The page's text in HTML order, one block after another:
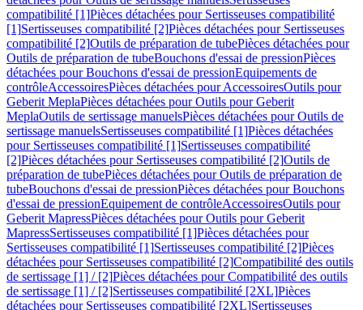
compatibilité [1]Pièces détachées pour Sertisseuses compatibilité
[1]Sertisseuses compatibilité [2]Pièces détachées pour Sertisseuses
compatibilité [2]Outils de préparation de tubePièces détachées pour
Outils de préparation de tubeBouchons d'essai de pressionPièces
détachées pour Bouchons d'essai de pressionEquipements de
contrôleAccessoiresPièces détachées pour AccessoiresOutils pour
Geberit MeplaPièces détachées pour Outils pour Geberit
MeplaOutils de sertissage manuelsPièces détachées pour Outils de
sertissage manuelsSertisseuses compatibilité [1]Pièces détachées
pour Sertisseuses compatibilité [1]Sertisseuses compatibilité
[2]Pièces détachées pour Sertisseuses compatibilité [2]Outils de
préparation de tubePièces détachées pour Outils de préparation de
tubeBouchons d'essai de pressionPièces détachées pour Bouchons
d'essai de pressionEquipement de contrôleAccessoiresOutils pour
Geberit MapressPièces détachées pour Outils pour Geberit
MapressSertisseuses compatibilité [1]Pièces détachées pour
Sertisseuses compatibilité [1]Sertisseuses compatibilité [2]Pièces
détachées pour Sertisseuses compatibilité [2]Compatibilité des outils
de sertissage [1] / [2]Pièces détachées pour Compatibilité des outils
de sertissage [1] / [2]Sertisseuses compatibilité [2XL]Pièces
détachées pour Sertisseuses compatibilité [2XL]Sertisseuses